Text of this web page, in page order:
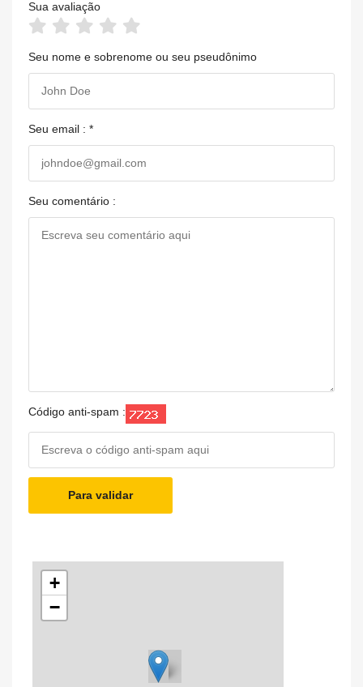
Sua avaliação
Seu nome e sobrenome ou seu pseudônimo
Seu email : *
Seu comentário :
Código anti-spam :
Para validar
+
−